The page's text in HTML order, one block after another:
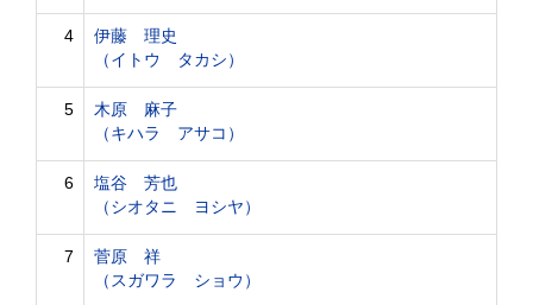
4
伊藤 理史
（イトウ タカシ）
5
木原 麻子
（キハラ アサコ）
6
塩谷 芳也
（シオタニ ヨシヤ）
7
菅原 祥
（スガワラ ショウ）